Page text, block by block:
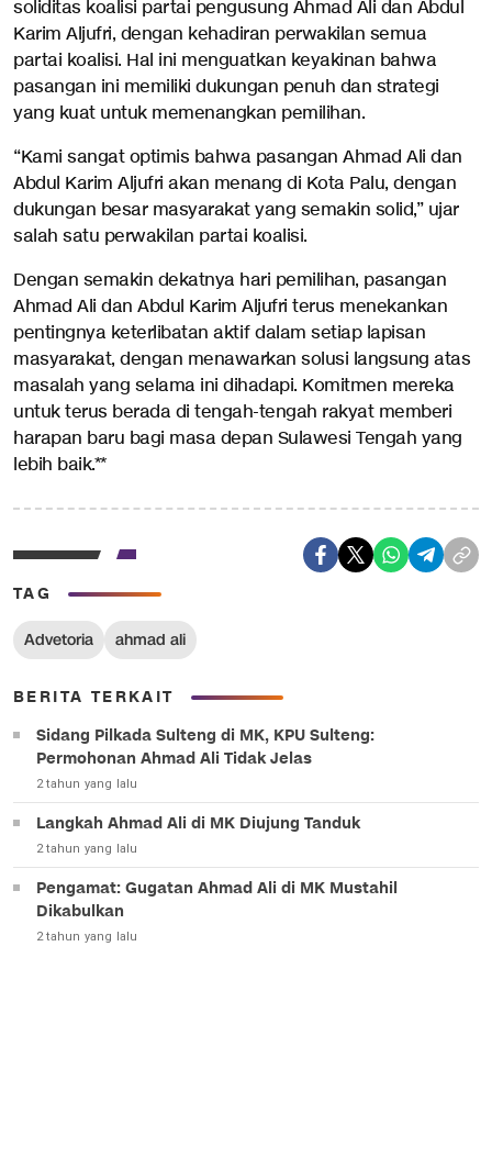
soliditas koalisi partai pengusung Ahmad Ali dan Abdul
Karim Aljufri, dengan kehadiran perwakilan semua
partai koalisi. Hal ini menguatkan keyakinan bahwa
pasangan ini memiliki dukungan penuh dan strategi
yang kuat untuk memenangkan pemilihan.
“Kami sangat optimis bahwa pasangan Ahmad Ali dan
Abdul Karim Aljufri akan menang di Kota Palu, dengan
dukungan besar masyarakat yang semakin solid,” ujar
salah satu perwakilan partai koalisi.
Dengan semakin dekatnya hari pemilihan, pasangan
Ahmad Ali dan Abdul Karim Aljufri terus menekankan
pentingnya keterlibatan aktif dalam setiap lapisan
masyarakat, dengan menawarkan solusi langsung atas
masalah yang selama ini dihadapi. Komitmen mereka
untuk terus berada di tengah-tengah rakyat memberi
harapan baru bagi masa depan Sulawesi Tengah yang
lebih baik.**
TAG
Advetoria ahmad ali
BERITA TERKAIT
Sidang Pilkada Sulteng di MK, KPU Sulteng:
Permohonan Ahmad Ali Tidak Jelas
2 tahun yang lalu
Langkah Ahmad Ali di MK Diujung Tanduk
2 tahun yang lalu
Pengamat: Gugatan Ahmad Ali di MK Mustahil
Dikabulkan
2 tahun yang lalu